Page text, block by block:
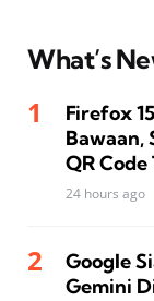
What’s
Firefox
Bawaan,
QR
24 hours ago
Google
Gemini